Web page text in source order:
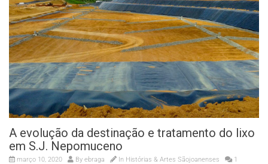
A evolução da destinação e tratamento do lixo
em S.J. Nepomuceno
março 10, 2020 By ebraga In Histórias & Artes Sãojoanenses
1